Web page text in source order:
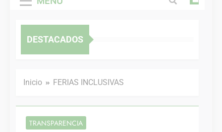
DESTACADOS
Inicio FERIAS INCLUSIVAS
TRANSPARENCIA